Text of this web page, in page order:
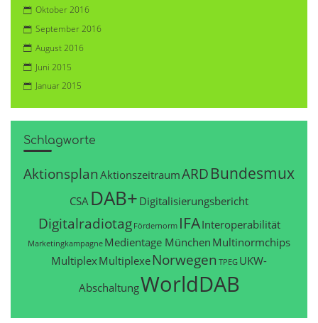
Oktober 2016
September 2016
August 2016
Juni 2015
Januar 2015
Schlagworte
Aktionsplan AktionszeitraumARD Bundesmux
CSA DAB+ Digitalisierungsbericht
Digitalradiotag Fördernorm IFAInteroperabilität
Marketingkampagne Medientage München Multinormchips
Multiplex Multiplexe Norwegen TPEG UKW-
AbschaltungWorldDAB